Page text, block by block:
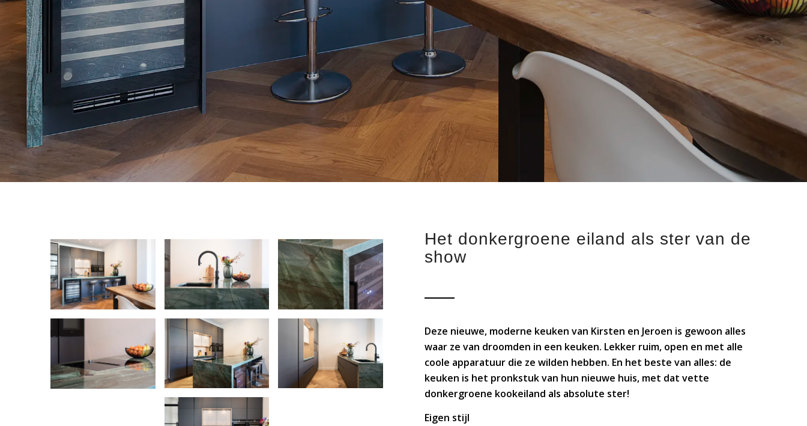
Het donkergroene eiland als ster van de
show
Deze nieuwe, moderne keuken van Kirsten en Jeroen is gewoon alles
waar ze van droomden in een keuken. Lekker ruim, open en met alle
coole apparatuur die ze wilden hebben. En het beste van alles: de
keuken is het pronkstuk van hun nieuwe huis, met dat vette
donkergroene kookeiland als absolute ster!
Eigen stijl